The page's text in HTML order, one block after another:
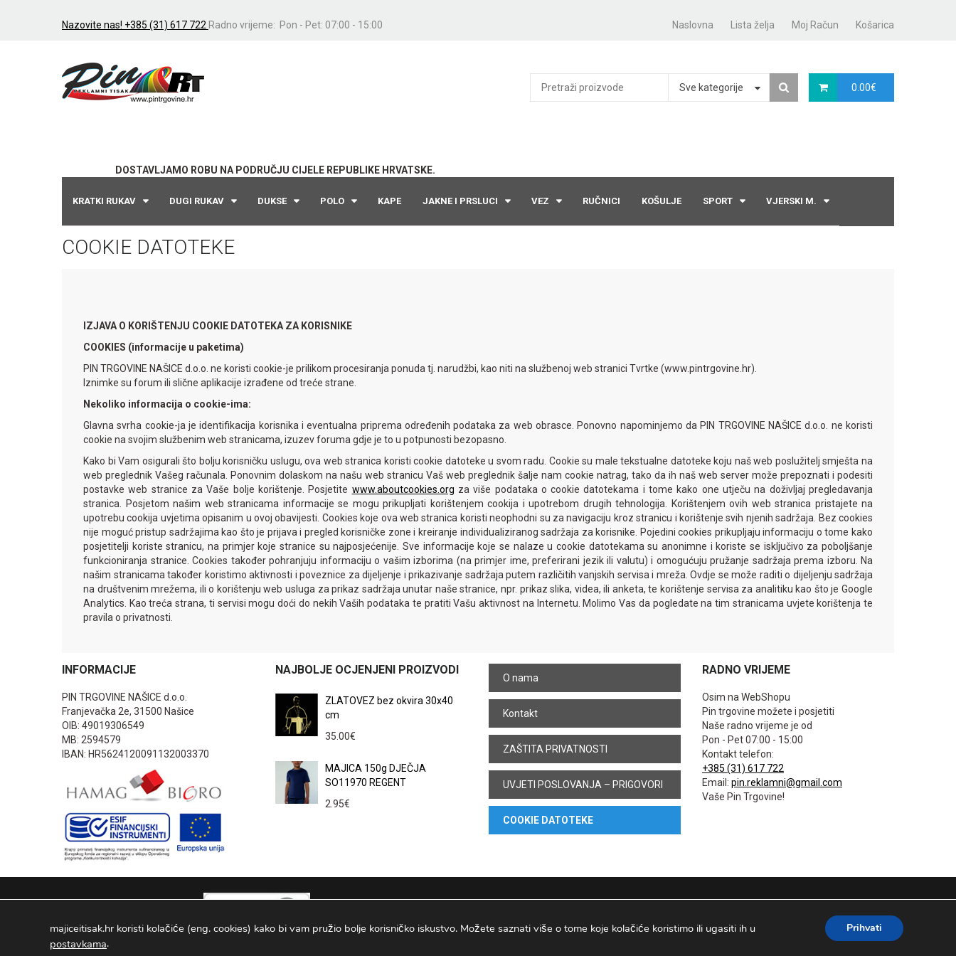
Nazovite nas! +385 (31) 617 722 Radno vrijeme: Pon - Pet: 07:00 - 15:00 Naslovna Lista želja Moj Račun Košarica
DOSTAVLJAMO ROBU NA PODRUČJU CIJELE REPUBLIKE HRVATSKE.
0.00€
Sve kategorije
KRATKI RUKAV DUGI RUKAV DUKSE POLO KAPE JAKNE I PRSLUCI VEZ RUČNICI KOŠULJE SPORT VJERSKI M.
COOKIE DATOTEKE
IZJAVA O KORIŠTENJU COOKIE DATOTEKA ZA KORISNIKE
COOKIES (informacije u paketima)
PIN TRGOVINE NAŠICE d.o.o. ne koristi cookie-je prilikom procesiranja ponuda tj. narudžbi, kao niti na službenoj web stranici Tvrtke (www.pintrgovine.hr).
Iznimke su forum ili slične aplikacije izrađene od treće strane.
Nekoliko informacija o cookie-ima:
Glavna svrha cookie-ja je identifikacija korisnika i eventualna priprema određenih podataka za web obrasce. Ponovno napominjemo da PIN TRGOVINE NAŠICE d.o.o. ne koristi
cookie na svojim službenim web stranicama, izuzev foruma gdje je to u potpunosti bezopasno.
Kako bi Vam osigurali što bolju korisničku uslugu, ova web stranica koristi cookie datoteke u svom radu. Cookie su male tekstualne datoteke koju naš web poslužitelj smješta na
web preglednik Vašeg računala. Ponovnim dolaskom na našu web stranicu Vaš web preglednik šalje nam cookie natrag, tako da ih naš web server može prepoznati i podesiti
postavke web stranice za Vaše bolje korištenje. Posjetite www.aboutcookies.org za više podataka o cookie datotekama i tome kako one utječu na doživljaj pregledavanja
stranica. Posjetom našim web stranicama informacije se mogu prikupljati korištenjem cookija i upotrebom drugih tehnologija. Korištenjem ovih web stranica pristajete na
upotrebu cookija uvjetima opisanim u ovoj obavijesti. Cookies koje ova web stranica koristi neophodni su za navigaciju kroz stranicu i korištenje svih njenih sadržaja. Bez cookies
nije moguć pristup sadržajima kao što je prijava i pregled korisničke zone i kreiranje individualiziranog sadržaja za korisnike. Pojedini cookies prikupljaju informaciju o tome kako
posjetitelji koriste stranicu, na primjer koje stranice su najposjećenije. Sve informacije koje se nalaze u cookie datotekama su anonimne i koriste se isključivo za poboljšanje
funkcioniranja stranice. Cookies također pohranjuju informaciju o vašim izborima (na primjer ime, preferirani jezik ili valutu) i omogućuju pružanje sadržaja prema izboru. Na
našim stranicama također koristimo aktivnosti i poveznice za dijeljenje i prikazivanje sadržaja putem različitih vanjskih servisa i mreža. Ovdje se može raditi o dijeljenju sadržaja
na društvenim mrežema, ili o korištenju web usluga za prikaz sadržaja unutar naše stranice, npr. prikaz slika, videa, ili anketa, te korištenje servisa za analitiku kao što je Google
Analytics. Kao treća strana, ti servisi mogu doći do nekih Vaših podataka te pratiti Vašu aktivnost na Internetu. Molimo Vas da pogledate na tim stranicama uvjete korištenja te
pravila o privatnosti.
INFORMACIJE
PIN TRGOVINE NAŠICE d.o.o.
Franjevačka 2e, 31500 Našice
OIB: 49019306549
MB: 2594579
IBAN: HR5624120091132003370
NAJBOLJE OCJENJENI PROIZVODI
ZLATOVEZ bez okvira 30x40
cm
35.00€
MAJICA 150g DJEČJA
SO11970 REGENT
2.95€
O nama
Kontakt
ZAŠTITA PRIVATNOSTI
UVJETI POSLOVANJA – PRIGOVORI
COOKIE DATOTEKE
RADNO VRIJEME
Osim na WebShopu
Pin trgovine možete i posjetiti
Naše radno vrijeme je od
Pon - Pet 07:00 - 15:00
Kontakt telefon:
+385 (31) 617 722
Email: pin.reklamni@gmail.com
Vaše Pin Trgovine!
PIN TRGOVINE
majiceitisak.hr koristi kolačiće (eng. cookies) kako bi vam pružio bolje korisničko iskustvo. Možete saznati više o tome koje kolačiće koristimo ili ugasiti ih u
postavkama.
Prihvati